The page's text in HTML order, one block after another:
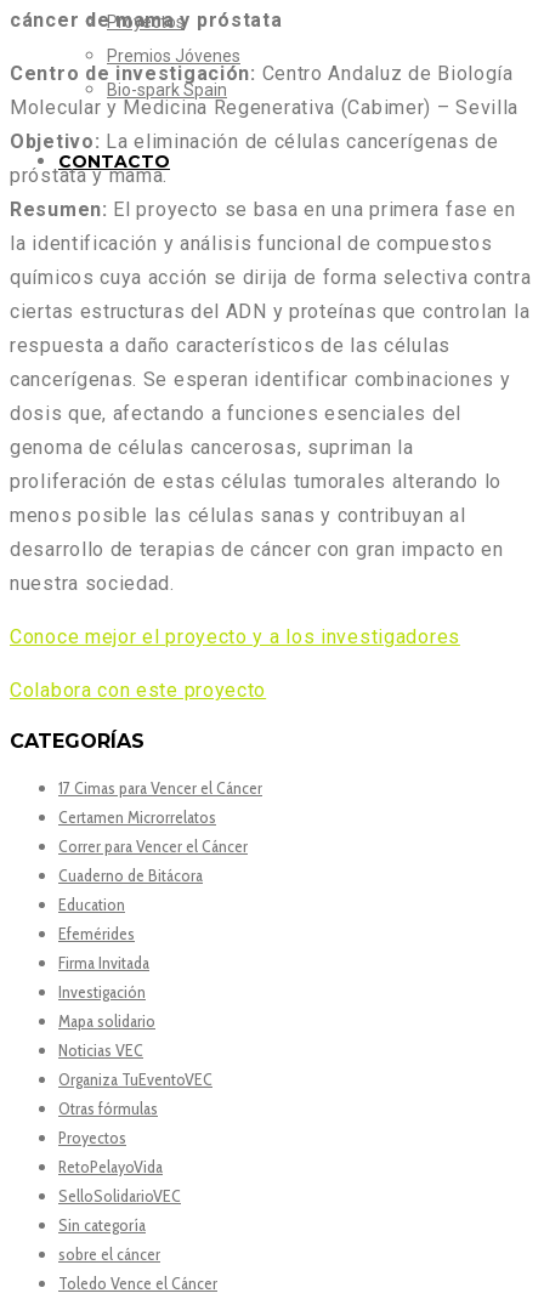
Proyectos
Premios Jóvenes
Bio-spark Spain
CONTACTO
cáncer de mama y próstata
Centro de investigación: Centro Andaluz de Biología
Molecular y Medicina Regenerativa (Cabimer) – Sevilla
Objetivo: La eliminación de células cancerígenas de
próstata y mama.
Resumen: El proyecto se basa en una primera fase en
la identificación y análisis funcional de compuestos
químicos cuya acción se dirija de forma selectiva contra
ciertas estructuras del ADN y proteínas que controlan la
respuesta a daño característicos de las células
cancerígenas. Se esperan identificar combinaciones y
dosis que, afectando a funciones esenciales del
genoma de células cancerosas, supriman la
proliferación de estas células tumorales alterando lo
menos posible las células sanas y contribuyan al
desarrollo de terapias de cáncer con gran impacto en
nuestra sociedad.
Conoce mejor el proyecto y a los investigadores
Colabora con este proyecto
CATEGORÍAS
17 Cimas para Vencer el Cáncer
Certamen Microrrelatos
Correr para Vencer el Cáncer
Cuaderno de Bitácora
Education
Efemérides
Firma Invitada
Investigación
Mapa solidario
Noticias VEC
Organiza TuEventoVEC
Otras fórmulas
Proyectos
RetoPelayoVida
SelloSolidarioVEC
Sin categoría
sobre el cáncer
Toledo Vence el Cáncer